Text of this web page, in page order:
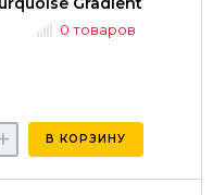
0 товаров
В КОРЗИНУ